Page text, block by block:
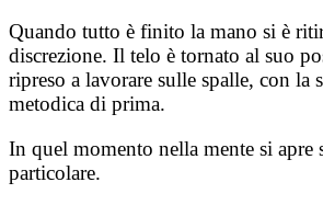
Quando tutto è finito la mano si è
discrezione. Il telo è tornato al suo
ripreso a lavorare sulle spalle, con la
metodica di prima.
In quel momento nella mente si apre
particolare.